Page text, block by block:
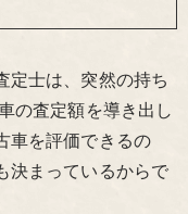
定士は、突然の持ち
の査定額を導き出し
車を評価できるの
決まっているからで